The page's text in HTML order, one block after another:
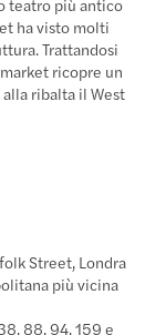
ha visto molti
Trattandosi
ricopre un
ribalta il West
Street, Londra
più vicina
88, 94, 159 e